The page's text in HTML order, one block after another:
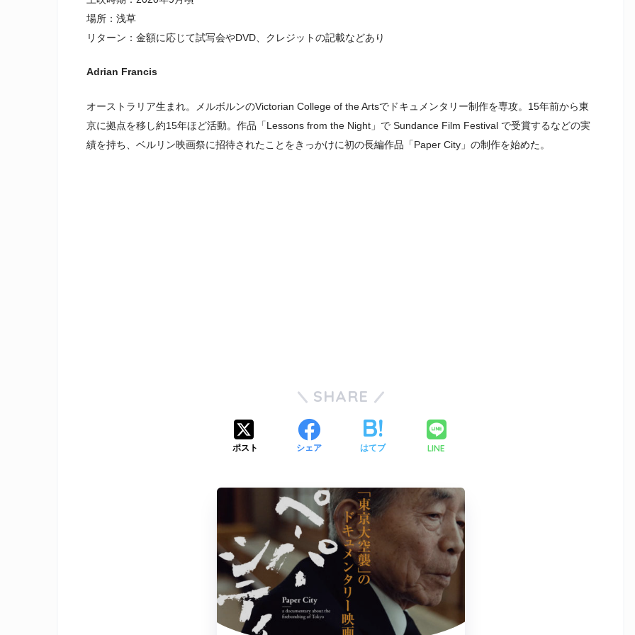
場所：浅草
リターン：金額に応じて試写会やDVD、クレジットの記載などあり
Adrian Francis
オーストラリア生まれ。メルボルンのVictorian College of the Artsでドキュメンタリー制作を専攻。15年前から東
京に拠点を移し約15年ほど活動。作品「Lessons from the Night」で Sundance Film Festival で受賞するなどの実
績を持ち、ベルリン映画祭に招待されたことをきっかけに初の長編作品「Paper City」の制作を始めた。
SHARE
ポスト シェア はてブ LINE